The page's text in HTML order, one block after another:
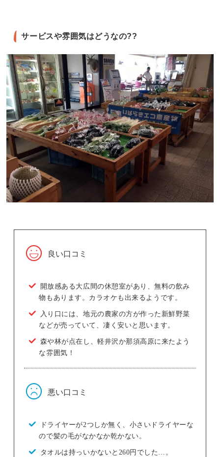
サービスや雰囲気はどうなの??
良い口コミ
開放感ある大広間の休憩室があり、無料の飲み
物もあります。カラオケも出来るようです。
入り口には、地元の農家の方が作った新鮮野菜
などが売っていて、凄く安いと思います。
森や林が点在し、軽井沢か那須高原に来たよう
な雰囲気！
悪い口コミ
ドライヤーが2つしか無く、小さいドライヤーな
ので髪の毛がなかなか乾かない。
タオルは持っいかないと260円でした…。